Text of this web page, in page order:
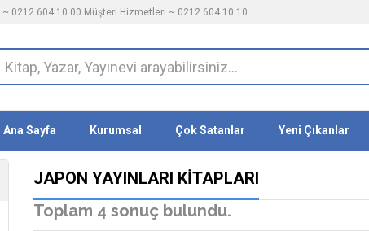
~ 0212 604 10 00 Müşteri Hizmetleri ~ 0212 604 10 10
Ana Sayfa Kurumsal Çok Satanlar Yeni Çıkanlar
JAPON YAYINLARI KITAPLARI
Toplam 4 sonuç bulundu.